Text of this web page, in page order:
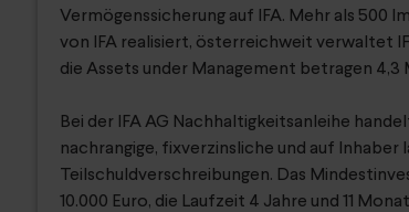
Vermögenssicherung auf IFA. Mehr als 500
von IFA realisiert, österreichweit verwaltet
die Assets under Management betragen 4,3
Bei der IFA AG Nachhaltigkeitsanleihe
nachrangige, fixverzinsliche und auf Inhaber
Teilschuldverschreibungen. Das
10.000 Euro, die Laufzeit 4 Jahre und 11